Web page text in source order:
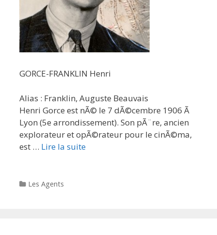
GORCE-FRANKLIN Henri
Alias : Franklin, Auguste Beauvais
Henri Gorce est nÃ© le 7 dÃ©cembre 1906 Ã
Lyon (5e arrondissement). Son pÃ¨re, ancien
explorateur et opÃ©rateur pour le cinÃ©ma,
est … Lire la suite
Categories
Les Agents